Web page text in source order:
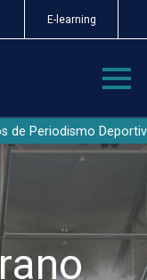
E-learning
de Periodismo